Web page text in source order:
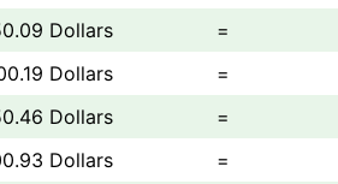
Dollars
=
Dollars
=
Dollars
=
Dollars
=